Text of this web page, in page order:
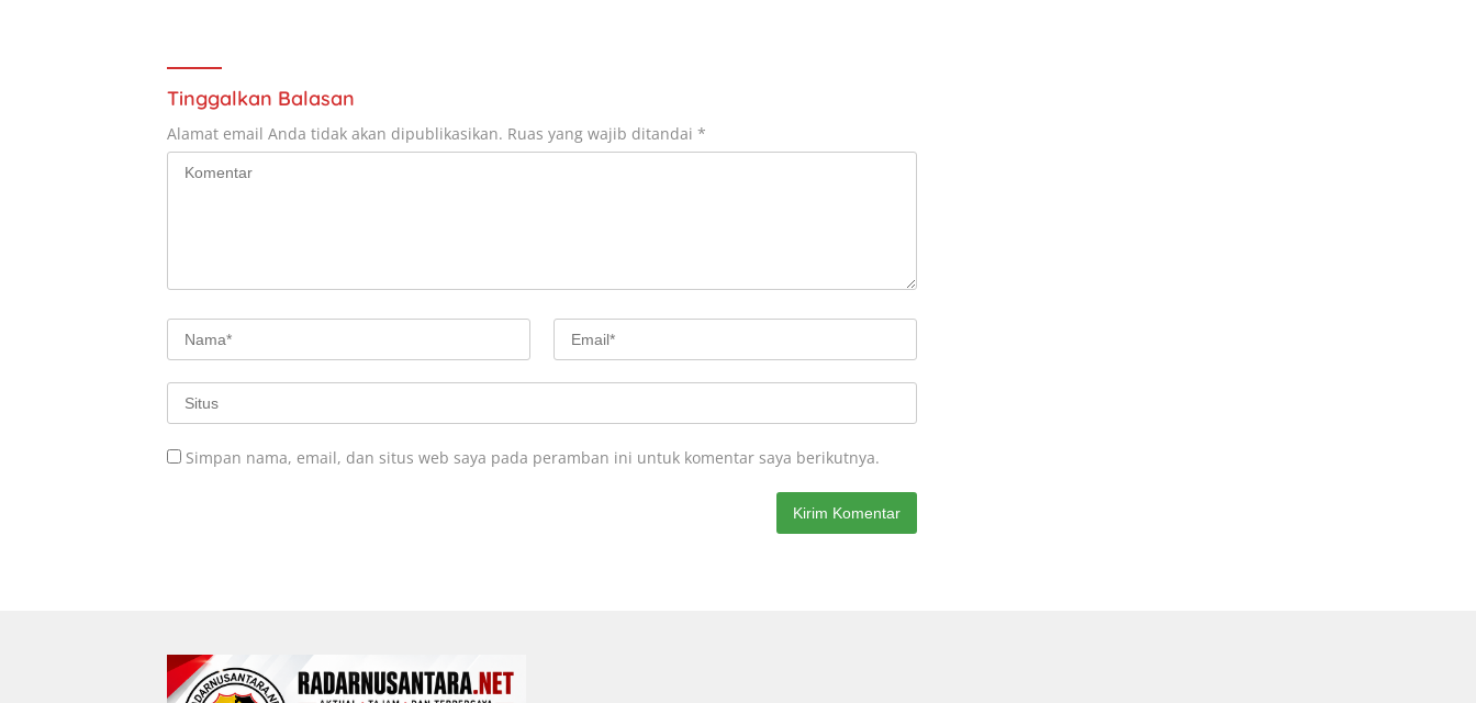
Tinggalkan Balasan
Alamat email Anda tidak akan dipublikasikan. Ruas yang wajib ditandai *
Simpan nama, email, dan situs web saya pada peramban ini untuk komentar saya berikutnya.